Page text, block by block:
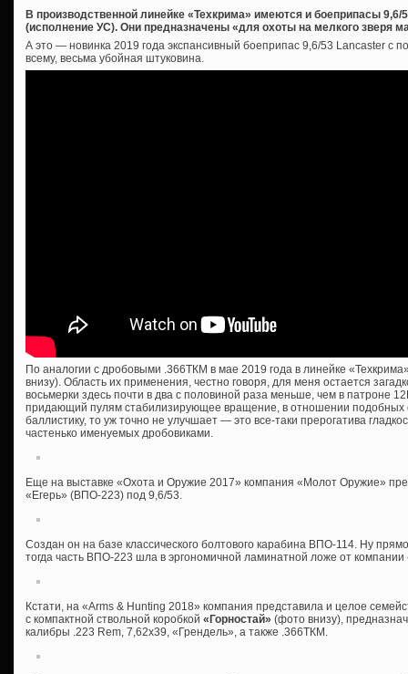
В производственной линейке «Техкрима» имеются и боеприпасы
(исполнение УС). Они предназначены «для охоты на мелкого зверя
А это — новинка 2019 года экспансивный боеприпас 9,6/53 Lancaster с
всему, весьма убойная штуковина.
По аналогии с дробовыми .366ТКМ в мае 2019 года в линейке
внизу). Область их применения, честно говоря, для меня остается
восьмерки здесь почти в два с половиной раза меньше, чем в патроне
придающий пулям стабилизирующее вращение, в отношении подобных
баллистику, то уж точно не улучшает — это все-таки прерогатива
частенько именуемых дробовиками.
Еще на выставке «Охота и Оружие 2017» компания «Молот Оружие»
«Егерь» (ВПО-223) под 9,6/53.
Создан он на базе классического болтового карабина ВПО-114. Ну
тогда часть ВПО-223 шла в эргономичной ламинатной ложе от компании
Кстати, на «Arms & Hunting 2018» компания представила и целое
с компактной ствольной коробкой «Горностай» (фото внизу),
калибры .223 Rem, 7,62х39, «Грендель», а также .366ТКМ.